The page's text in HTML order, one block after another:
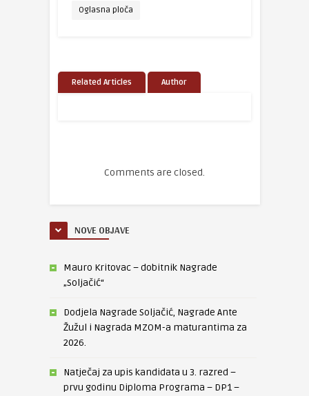
Oglasna ploča
Related Articles Author
Comments are closed.
NOVE OBJAVE
Mauro Kritovac – dobitnik Nagrade
„Soljačić“
Dodjela Nagrade Soljačić, Nagrade Ante
Žužul i Nagrada MZOM-a maturantima za
2026.
Natječaj za upis kandidata u 3. razred –
prvu godinu Diploma Programa – DP1 –